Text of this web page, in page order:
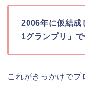
2006年に仮結成
1グランプリ」で
これがきっかけでプ